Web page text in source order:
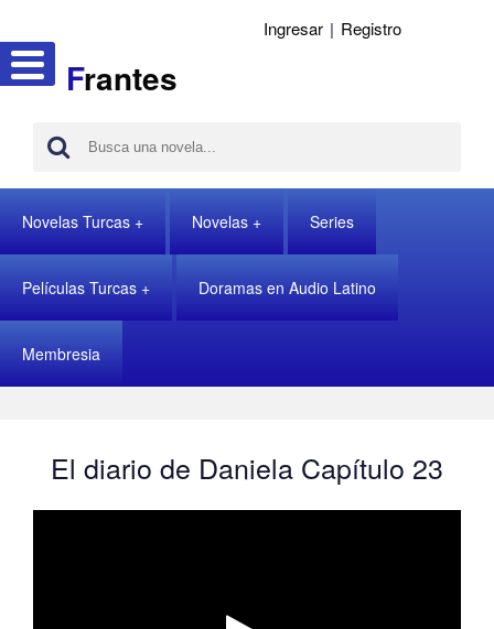
Frantes
Ingresar | Registro
Novelas Turcas Novelas Series
Películas Turcas Doramas en Audio Latino
Membresia
El diario de Daniela Capítulo 23